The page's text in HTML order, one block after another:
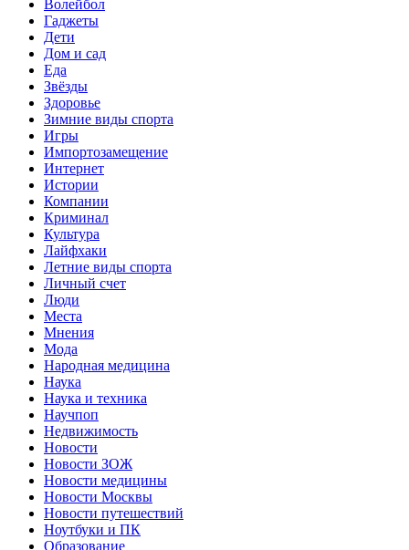
Волейбол
Гаджеты
Дети
Дом и сад
Еда
Звёзды
Здоровье
Зимние виды спорта
Игры
Импортозамещение
Интернет
Истории
Компании
Криминал
Культура
Лайфхаки
Летние виды спорта
Личный счет
Люди
Места
Мнения
Мода
Народная медицина
Наука
Наука и техника
Научпоп
Недвижимость
Новости
Новости ЗОЖ
Новости медицины
Новости Москвы
Новости путешествий
Ноутбуки и ПК
Образование